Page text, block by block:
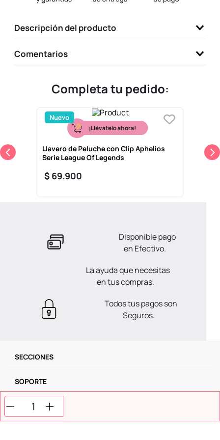
Descripción del producto
Comentarios
Completa tu pedido:
Nuevo
¡Llévatelo ahora!
Llavero de Peluche con Clip Aphelios
Serie League Of Legends
$ 69.900
Disponible pago
en Efectivo.
La ayuda que necesitas
en tus compras.
Todos tus pagos son
Seguros.
SECCIONES
SOPORTE
SERVICIOS
10. one piece